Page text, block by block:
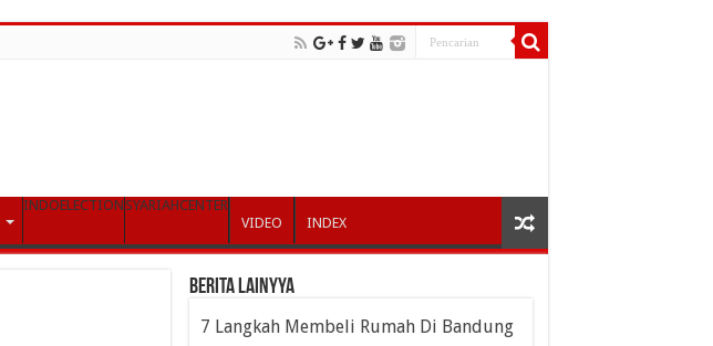
INDOELECTION SYARIAHCENTER
VIDEO
INDEX
Berita Lainyya
7 Langkah Membeli Rumah Di Bandung